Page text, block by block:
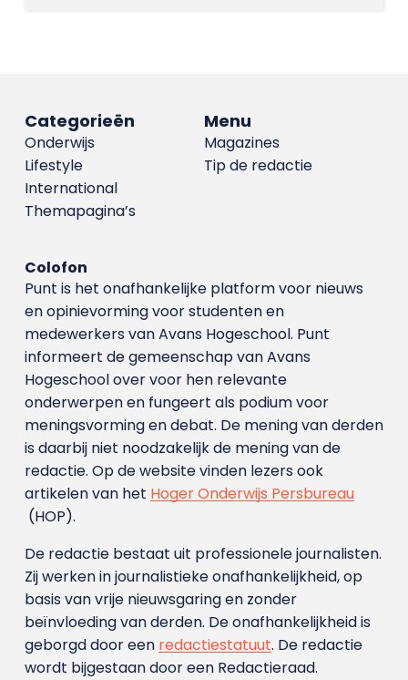
Menu
Magazines
Tip de redactie
Categorieën
Onderwijs
Lifestyle
International
Themapagina’s
Colofon
Punt is het onafhankelijke platform voor nieuws
en opinievorming voor studenten en
medewerkers van Avans Hoge­school. Punt
informeert de gemeenschap van Avans
Hogeschool over voor hen relevante
onderwerpen en fungeert als podium voor
meningsvorming en debat. De mening van derden
is daarbij niet noodzakelijk de mening van de
redactie. Op de website vinden lezers ook
artikelen van het Hoger Onderwijs Persbureau
(HOP).
De redactie bestaat uit professionele journalisten.
Zij werken in journalistieke onafhankelijkheid, op
basis van vrije nieuwsgaring en zonder
beïnvloeding van derden. De onafhankelijkheid is
geborgd door een redactiestatuut. De redactie
wordt bijgestaan door een Redactieraad.